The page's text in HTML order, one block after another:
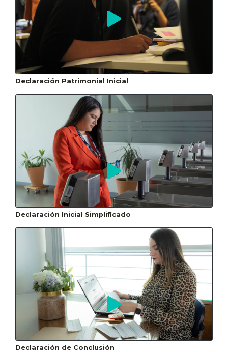
Declaración Patrimonial Inicial
Declaración Inicial Simplificado
Declaración de Conclusión